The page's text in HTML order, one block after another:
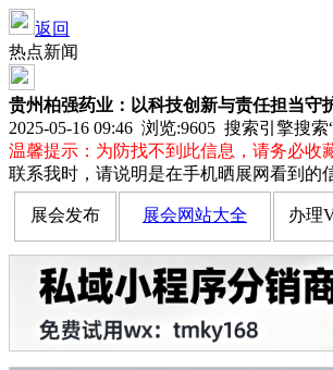
返回
热点新闻
贵州柏强药业：以科技创新与责任担当守
2025-05-16 09:46 浏览:9605 搜索引擎搜索
温馨提示：为防找不到此信息，请务必收
联系我时，请说明是在手机晒展网看到的
展会发布 展会网站大全 办理